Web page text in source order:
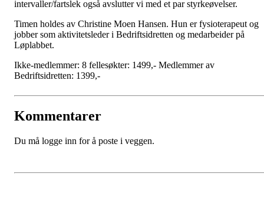
intervaller/fartslek også avslutter vi med et par styrkeøvelser.
Timen holdes av Christine Moen Hansen. Hun er fysioterapeut og
jobber som aktivitetsleder i Bedriftsidretten og medarbeider på
Løplabbet.
Ikke-medlemmer: 8 fellesøkter: 1499,- Medlemmer av
Bedriftsidretten: 1399,-
Kommentarer
Du må logge inn for å poste i veggen.